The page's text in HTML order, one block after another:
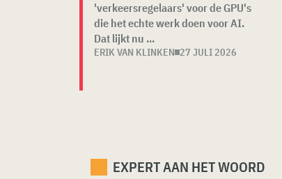
'verkeersregelaars' voor de GPU's
die het echte werk doen voor AI.
Dat lijkt nu ...
ERIK VAN KLINKEN 27 JULI 2026
EXPERT AAN HET WOORD